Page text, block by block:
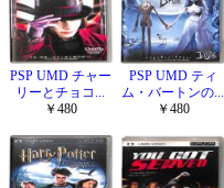
PSP UMD チャー
リーとチョコ...
￥480
PSP UMD ティ
ム・バートンの...
￥480